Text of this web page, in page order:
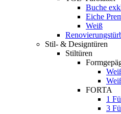
Buche
Eiche
Weiß
Stil- & Designtüren
Stiltüren
FORTA
1
3